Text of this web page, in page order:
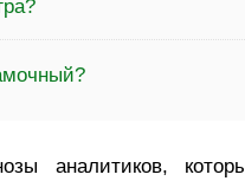
аналитиков,